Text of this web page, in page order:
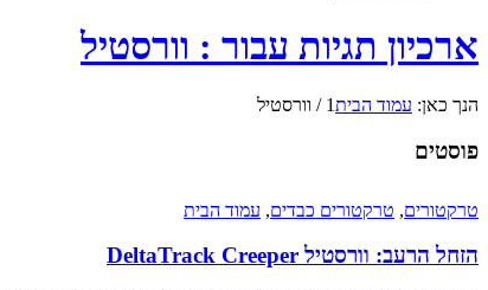
ארכיון תגיות עבור : וורסטיל
הנך כאן: עמוד הבית1
/ וורסטיל
פוסטים
טרקטורים, טרקטורים כבדים, עמוד הבית
הזחל הרעב: וורסטיל DeltaTrack Creeper